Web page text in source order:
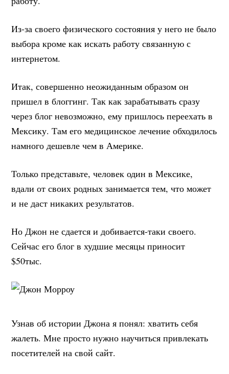
Из-за своего физического состояния у него не было
выбора кроме как искать работу связанную с
интернетом.
Итак, совершенно неожиданным образом он
пришел в блоггинг. Так как зарабатывать сразу
через блог невозможно, ему пришлось переехать в
Мексику. Там его медицинское лечение обходилось
намного дешевле чем в Америке.
Только представьте, человек один в Мексике,
вдали от своих родных занимается тем, что может
и не даст никаких результатов.
Но Джон не сдается и добивается-таки своего.
Сейчас его блог в худшие месяцы приносит
$50тыс.
Узнав об истории Джона я понял: хватить себя
жалеть. Мне просто нужно научиться привлекать
посетителей на свой сайт.